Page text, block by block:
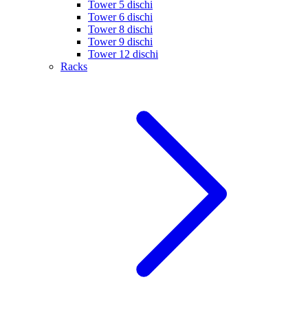
Tower 5 dischi
Tower 6 dischi
Tower 8 dischi
Tower 9 dischi
Tower 12 dischi
Racks